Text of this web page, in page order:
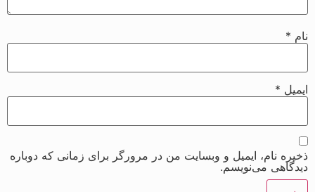
نام *
ایمیل *
ذخیره نام، ایمیل و وبسایت من در مرورگر برای زمانی که دوباره
دیدگاهی می‌نویسم.